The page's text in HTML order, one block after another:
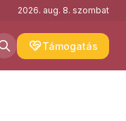
2026. aug. 8. szombat
Támogatás